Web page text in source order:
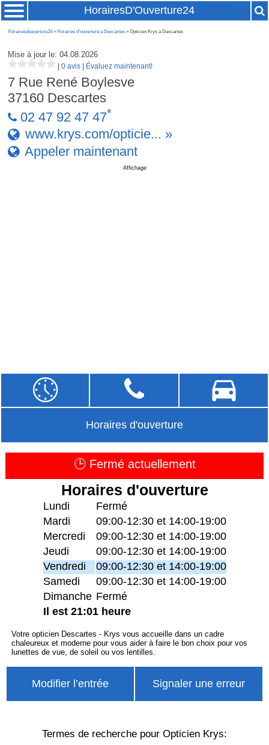
HorairesD'Ouverture24
Horairesdouverture24» Horaires d'ouverture à Descartes » Opticien Krys à Descartes
Mise à jour le: 04.08.2026
|0 avis Évaluez maintenant!
7 Rue René Boylesve
37160 Descartes
02 47 92 47 47*
www.krys.com/opticie... »
Appeler maintenant
Affichage
Horaires d'ouverture
🕒 Fermé actuellement
Horaires d'ouverture
Lundi
Fermé
Mardi
09:00-12:30 et 14:00-19:00
Mercredi
09:00-12:30 et 14:00-19:00
Jeudi
09:00-12:30 et 14:00-19:00
Vendredi
09:00-12:30 et 14:00-19:00
Samedi
09:00-12:30 et 14:00-19:00
Dimanche Fermé
Il est 21:01 heure
Votre opticien Descartes - Krys vous accueille dans un cadre
chaleureux et moderne pour vous aider à faire le bon choix pour vos
lunettes de vue, de soleil ou vos lentilles.
Modifier l’entrée Signaler une erreur
Termes de recherche pour Opticien Krys: